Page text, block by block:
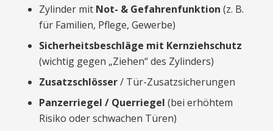
Zylinder mit Not- & Gefahrenfunktion (z. B.
für Familien, Pflege, Gewerbe)
Sicherheitsbeschläge mit Kernziehschutz
(wichtig gegen „Ziehen“ des Zylinders)
Zusatzschlösser/ Tür-Zusatzsicherungen
Panzerriegel / Querriegel (bei erhöhtem
Risiko oder schwachen Türen)